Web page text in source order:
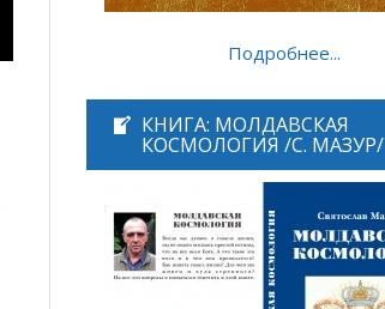
Подробнее...
КНИГА: МОЛДАВСКАЯ
КОСМОЛОГИЯ /С. МАЗУР/